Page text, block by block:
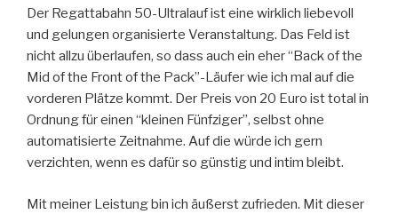
Der Regattabahn 50-Ultralauf ist eine wirklich liebevoll
und gelungen organisierte Veranstaltung. Das Feld ist
nicht allzu überlaufen, so dass auch ein eher “Back of the
Mid of the Front of the Pack”-Läufer wie ich mal auf die
vorderen Plätze kommt. Der Preis von 20 Euro ist total in
Ordnung für einen “kleinen Fünfziger”, selbst ohne
automatisierte Zeitnahme. Auf die würde ich gern
verzichten, wenn es dafür so günstig und intim bleibt.
Mit meiner Leistung bin ich äußerst zufrieden. Mit dieser